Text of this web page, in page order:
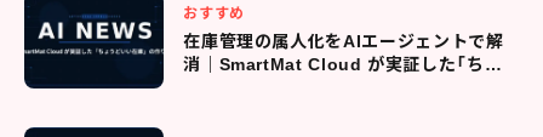
おすすめ
在庫管理の属人化をAIエージェントで解
消｜SmartMat Cloud が実証した「ちょ